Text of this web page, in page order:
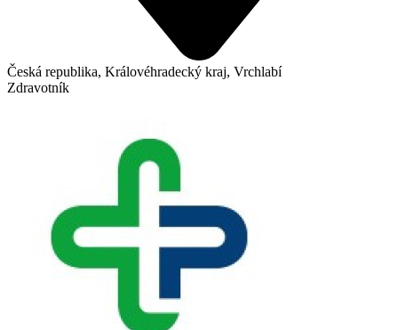
Česká republika, Královéhradecký kraj, Vrchlabí
Zdravotník